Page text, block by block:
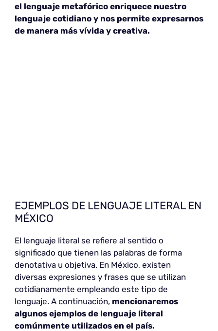
el lenguaje metafórico enriquece nuestro
lenguaje cotidiano y nos permite expresarnos
de manera más vívida y creativa.
EJEMPLOS DE LENGUAJE LITERAL EN
MÉXICO
El lenguaje literal se refiere al sentido o
significado que tienen las palabras de forma
denotativa u objetiva. En México, existen
diversas expresiones y frases que se utilizan
cotidianamente empleando este tipo de
lenguaje. A continuación, mencionaremos
algunos ejemplos de lenguaje literal
comúnmente utilizados en el país.